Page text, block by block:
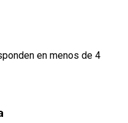
en menos de 4